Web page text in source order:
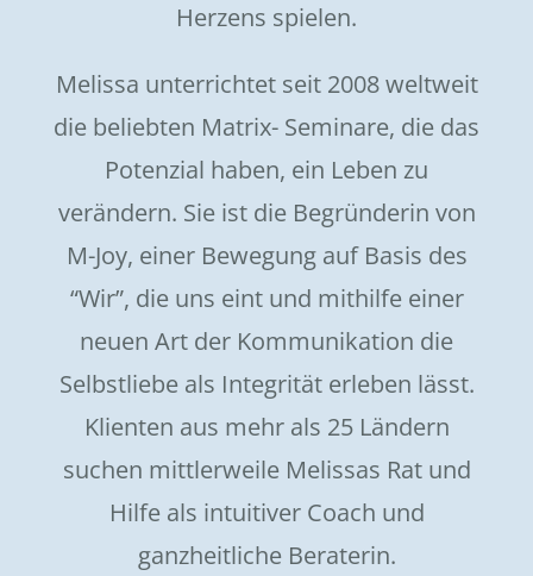
Herzens spielen.
Melissa unterrichtet seit 2008 weltweit
die beliebten Matrix- Seminare, die das
Potenzial haben, ein Leben zu
verändern. Sie ist die Begründerin von
M-Joy, einer Bewegung auf Basis des
“Wir”, die uns eint und mithilfe einer
neuen Art der Kommunikation die
Selbstliebe als Integrität erleben lässt.
Klienten aus mehr als 25 Ländern
suchen mittlerweile Melissas Rat und
Hilfe als intuitiver Coach und
ganzheitliche Beraterin.